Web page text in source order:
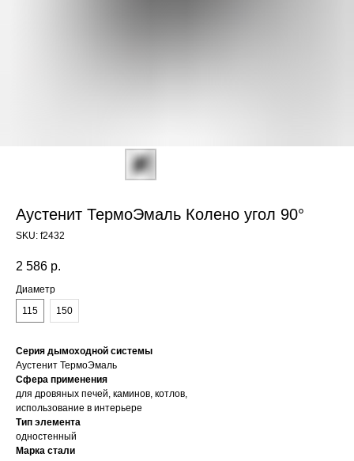
Аустенит ТермоЭмаль Колено угол 90°
SKU: f2432
2 586 р.
Диаметр
115
150
Серия дымоходной системы
Аустенит ТермоЭмаль
Сфера применения
для дровяных печей, каминов, котлов,
использование в интерьере
Тип элемента
одностенный
Марка стали